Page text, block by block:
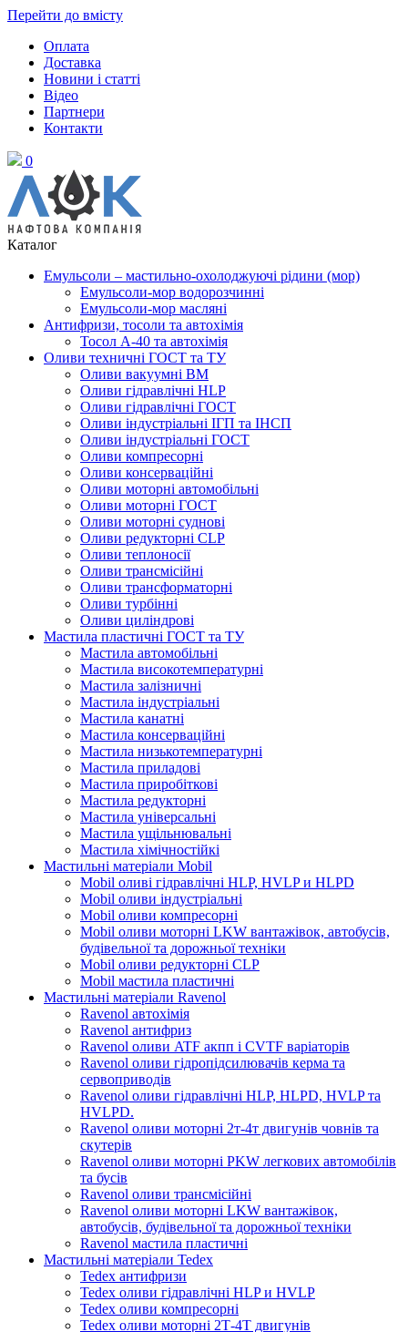
Перейти до вмісту
Оплата
Доставка
Новини і статті
Відео
Партнери
Контакти
0
Каталог
Емульсоли – мастильно-охолоджуючі рідини (мор)
Емульсоли-мор водорозчинні
Емульсоли-мор масляні
Антифризи, тосоли та автохімія
Тосол А-40 та автохімія
Оливи техничні ГОСТ та ТУ
Оливи вакуумні ВМ
Оливи гідравлічні HLP
Оливи гідравлічні ГОСТ
Оливи індустріальні ІГП та ІНСП
Оливи індустріальні ГОСТ
Оливи компресорні
Оливи консерваційні
Оливи моторні автомобільні
Оливи моторні ГОСТ
Оливи моторні суднові
Оливи редукторні CLP
Оливи теплоносії
Оливи трансмісійні
Оливи трансформаторні
Оливи турбінні
Оливи циліндрові
Мастила пластичні ГОСТ та ТУ
Мастила автомобільні
Мастила високотемпературні
Мастила залізничні
Мастила індустріальні
Мастила канатні
Мастила консерваційні
Мастила низькотемпературні
Мастила приладові
Мастила приробіткові
Мастила редукторні
Мастила універсальні
Мастила ущільнювальні
Мастила хімічностійкі
Мастильні матеріали Mobil
Mobil оливі гідравлічні HLP, HVLP и HLPD
Mobil оливи індустріальні
Mobil оливи компресорні
Mobil оливи моторні LKW вантажівок, автобусів,
будівельної та дорожньої техніки
Mobil оливи редукторні CLP
Mobil мастила пластичні
Мастильні матеріали Ravenol
Ravenol автохімія
Ravenol антифриз
Ravenol оливи ATF акпп і CVTF варіаторів
Ravenol оливи гідропідсилювачів керма та
сервоприводів
Ravenol оливи гідравлічні HLP, HLPD, HVLP та
HVLPD.
Ravenol оливи моторні 2т-4т двигунів човнів та
скутерів
Ravenol оливи моторні PKW легкових автомобілів
та бусів
Ravenol оливи трансмісійні
Ravenol оливи моторні LKW вантажівок,
автобусів, будівельної та дорожньої техніки
Ravenol мастила пластичні
Мастильні матеріали Tedex
Tedex антифризи
Tedex оливи гідравлічні HLP и HVLP
Tedex оливи компресорні
Tedex оливи моторні 2Т-4Т двигунів